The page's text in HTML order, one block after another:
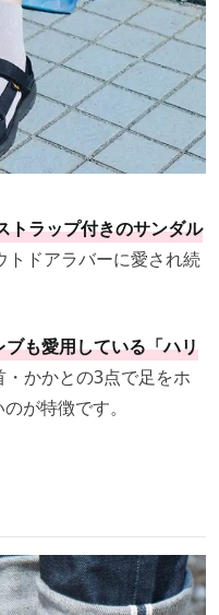
トラップ付きのサンダル
トドアラバーに愛され続
も愛用している「ハリ
かかとの3点で足をホ
が特徴です。